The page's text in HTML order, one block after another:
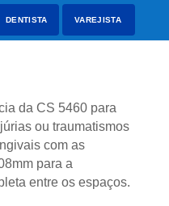
DENTISTA VAREJISTA
da CS 5460 para
ou traumatismos
com as
para a
entre os espaços.